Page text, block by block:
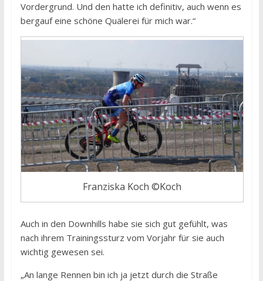
Vordergrund. Und den hatte ich definitiv, auch wenn es
bergauf eine schöne Quälerei für mich war.“
Franziska Koch ©Koch
Auch in den Downhills habe sie sich gut gefühlt, was
nach ihrem Trainingssturz vom Vorjahr für sie auch
wichtig gewesen sei.
„An lange Rennen bin ich ja jetzt durch die Straße